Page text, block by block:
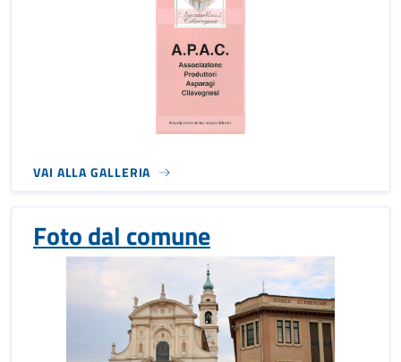
VAI ALLA GALLERIA
Foto dal comune